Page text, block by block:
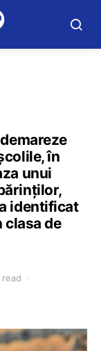
în
unui
identificat
clasa de